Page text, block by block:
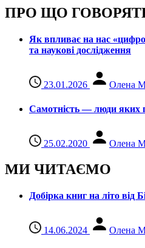
ПРО ЩО
Як впливає на нас
та наукові дослідження
23.01.2026 Олена
Самотність — люди яких
25.02.2020 Олена
МИ ЧИТАЄМО
Добірка книг на літо від
14.06.2024 Олена